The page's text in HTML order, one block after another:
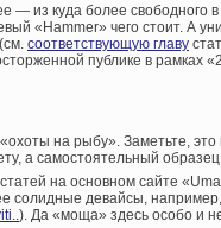
из куда более свободного в
«Hammer» чего стоит. А
соответствующую главу
публике в рамках
на рыбу». Заметьте,
а самостоятельный образец.
на основном сайте
солидные девайсы,
). Да «моща» здесь особо и